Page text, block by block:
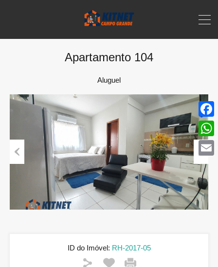
Apartamento 104
Aluguel
Next
ID do Imóvel: RH-2017-05